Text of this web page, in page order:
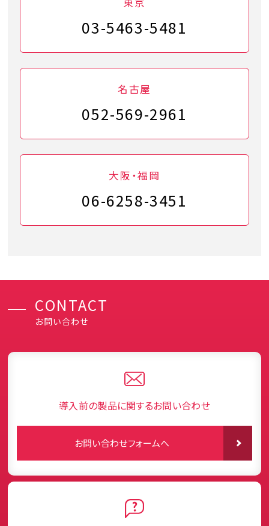
03-5463-5481
名古屋
052-569-2961
大阪・福岡
06-6258-3451
CONTACT
お問い合わせ
導入前の製品に関するお問い合わせ
お問い合わせフォームへ